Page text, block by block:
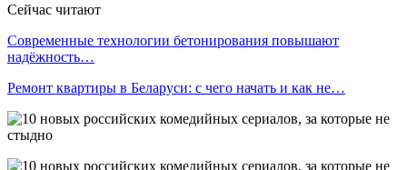
Сейчас читают
Современные технологии бетонирования повышают
надёжность…
Ремонт квартиры в Беларуси: с чего начать и как не…